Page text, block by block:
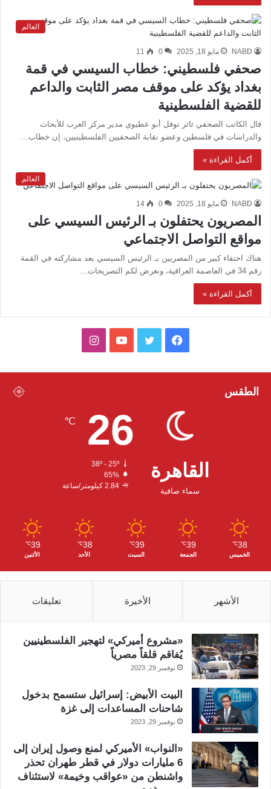
العالم
NABD مايو 18, 2025 0
11
صحفي فلسطيني: خطاب السيسي في قمة
بغداد يؤكد على موقف مصر الثابت والداعم
للقضية الفلسطينية
قال الكاتب الصحفي ثائر نوفل أبو عطيوي مدير مركز العرب للأبحاث
والدراسات في فلسطين وعضو نقابة الصحفيين الفلسطينيين، إن خطاب…
أكمل القراءة »
العالم
NABD مايو 18, 2025 0
14
المصريون يحتفلون بـ الرئيس السيسي على
مواقع التواصل الاجتماعي
هناك احتفاء كبير من المصريين بـ الرئيس السيسي بعد مشاركته في القمة
رقم 34 في العاصمة العراقية، ونعرض لكم التصريحات…
أكمل القراءة »
ب
و
و
ب
ق
ا
الطقس
القاهرة
سماء صافية
26
℃
38º - 25º
65%
2.84 كيلومتر/ساعة
38
℃
الخميس
39
℃
الجمعة
39
℃
السبت
38
℃
الأحد
39
℃
الأثنين
الأشهر الأخيرة تعليقات
«مشروع أميركي» لتهجير الفلسطينيين
يُفاقم قلقاً مصرياً
نوفمبر 29, 2023
البيت الأبيض: إسرائيل ستسمح بدخول
شاحنات المساعدات إلى غزة
نوفمبر 29, 2023
«النواب» الأميركي لمنع وصول إيران إلى
6 مليارات دولار في قطر طهران تحذر
واشنطن من «عواقب وخيمة» لاستئناف